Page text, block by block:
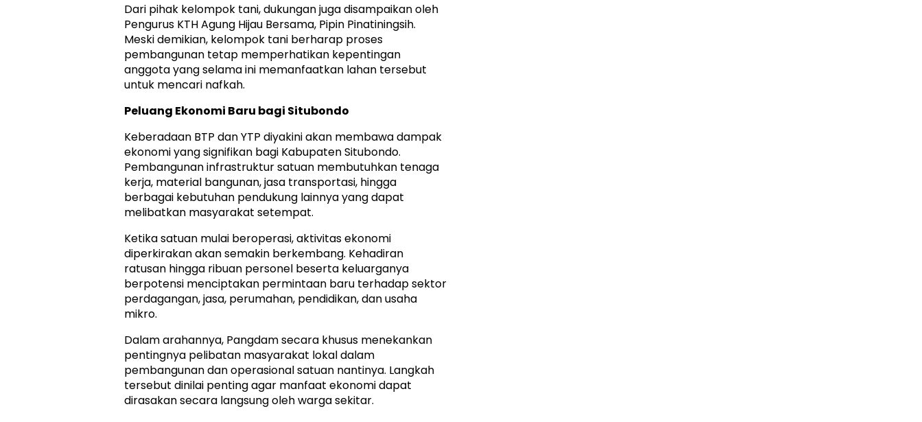
Dari pihak kelompok tani, dukungan juga disampaikan oleh
Pengurus KTH Agung Hijau Bersama, Pipin Pinatiningsih.
Meski demikian, kelompok tani berharap proses
pembangunan tetap memperhatikan kepentingan
anggota yang selama ini memanfaatkan lahan tersebut
untuk mencari nafkah.
Peluang Ekonomi Baru bagi Situbondo
Keberadaan BTP dan YTP diyakini akan membawa dampak
ekonomi yang signifikan bagi Kabupaten Situbondo.
Pembangunan infrastruktur satuan membutuhkan tenaga
kerja, material bangunan, jasa transportasi, hingga
berbagai kebutuhan pendukung lainnya yang dapat
melibatkan masyarakat setempat.
Ketika satuan mulai beroperasi, aktivitas ekonomi
diperkirakan akan semakin berkembang. Kehadiran
ratusan hingga ribuan personel beserta keluarganya
berpotensi menciptakan permintaan baru terhadap sektor
perdagangan, jasa, perumahan, pendidikan, dan usaha
mikro.
Dalam arahannya, Pangdam secara khusus menekankan
pentingnya pelibatan masyarakat lokal dalam
pembangunan dan operasional satuan nantinya. Langkah
tersebut dinilai penting agar manfaat ekonomi dapat
dirasakan secara langsung oleh warga sekitar.